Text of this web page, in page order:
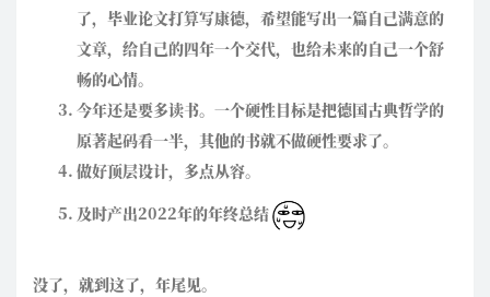
了，毕业论文打算写康德，希望能写出一篇自己满意的
文章，给自己的四年一个交代，也给未来的自己一个舒
畅的心情。
今年还是要多读书。一个硬性目标是把德国古典哲学的
原著起码看一半，其他的书就不做硬性要求了。
做好顶层设计，多点从容。
及时产出2022年的年终总结
没了，就到这了，年尾见。